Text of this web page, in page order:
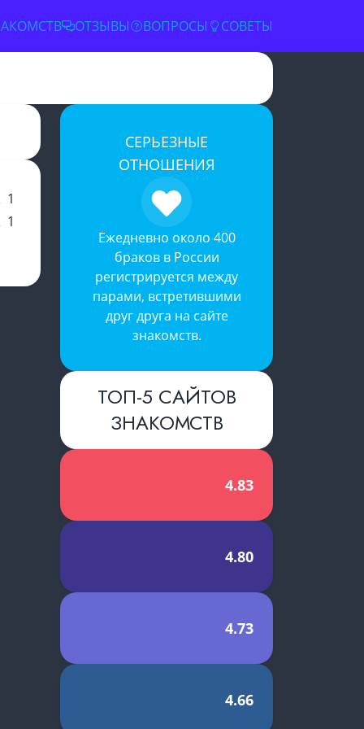
ОТЗЫВЫ ВОПРОСЫ СОВЕТЫ
1
1
СЕРЬЕЗНЫЕ
ОТНОШЕНИЯ
Ежедневно около 400
браков в России
регистрируется между
парами, встретившими
друг друга на сайте
знакомств.
ТОП-5 САЙТОВ
ЗНАКОМСТВ
4.83
4.80
4.73
4.66